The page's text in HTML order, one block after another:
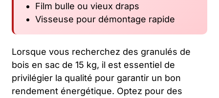
Film bulle ou vieux draps
Visseuse pour démontage rapide
Lorsque vous recherchez des granulés de
bois en sac de 15 kg, il est essentiel de
privilégier la qualité pour garantir un bon
rendement énergétique. Optez pour des